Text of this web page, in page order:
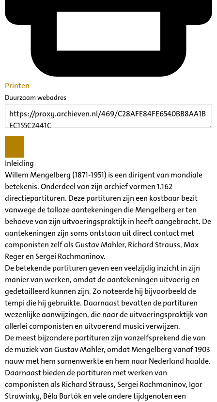
Printen
Duurzaam webadres
Inleiding
Willem Mengelberg (1871-1951) is een dirigent van mondiale
betekenis. Onderdeel van zijn archief vormen 1.162
directiepartituren. Deze partituren zijn een kostbaar bezit
vanwege de talloze aantekeningen die Mengelberg er ten
behoeve van zijn uitvoeringspraktijk in heeft aangebracht. De
aantekeningen zijn soms ontstaan uit direct contact met
componisten zelf als Gustav Mahler, Richard Strauss, Max
Reger en Sergei Rachmaninov.
De betekende partituren geven een veelzijdig inzicht in zijn
manier van werken, omdat de aantekeningen uitvoerig en
gedetailleerd kunnen zijn. Zo noteerde hij bijvoorbeeld de
tempi die hij gebruikte. Daarnaast bevatten de partituren
wezenlijke aanwijzingen, die naar de uitvoeringspraktijk van
allerlei componisten en uitvoerend musici verwijzen.
De meest bijzondere partituren zijn vanzelfsprekend die van
de muziek van Gustav Mahler, omdat Mengelberg vanaf 1903
nauw met hem samenwerkte en hem naar Nederland haalde.
Daarnaast bieden de partituren met werken van
componisten als Richard Strauss, Sergei Rachmaninov, Igor
Strawinky, Béla Bartók en vele andere tijdgenoten een